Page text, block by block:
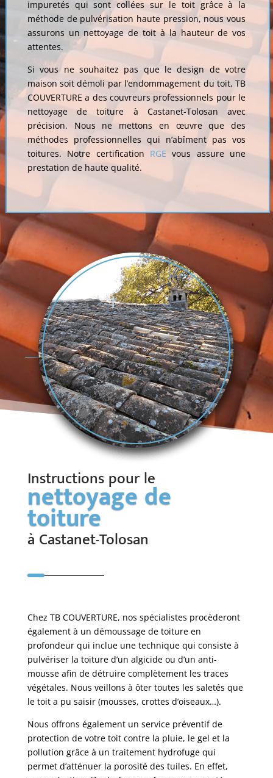
impuretés qui sont collées sur le toit grâce à la
méthode de pulvérisation haute pression, nous vous
assurons un nettoyage de toit à la hauteur de vos
attentes.
Si vous ne souhaitez pas que le design de votre
maison soit démoli par l’endommagement du toit, TB
COUVERTURE a des couvreurs professionnels pour le
nettoyage de toiture à Castanet-Tolosan avec
précision. Nous ne mettons en œuvre que des
méthodes professionnelles qui n’abîment pas vos
toitures. Notre certification RGE vous assure une
prestation de haute qualité.
Instructions pour le
nettoyage de
toiture
à Castanet-Tolosan
Chez TB COUVERTURE, nos spécialistes procèderont
également à un démoussage de toiture en
profondeur qui inclue une technique qui consiste à
pulvériser la toiture d’un algicide ou d’un anti-
mousse afin de détruire complètement les traces
végétales. Nous veillons à ôter toutes les saletés que
le toit a pu saisir (mousses, crottes d’oiseaux…).
Nous offrons également un service préventif de
protection de votre toit contre la pluie, le gel et la
pollution grâce à un traitement hydrofuge qui
permet d’atténuer la porosité des tuiles. En effet,